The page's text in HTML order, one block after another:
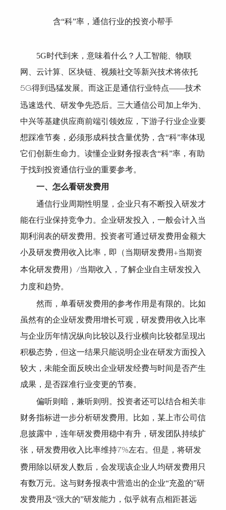
含“科”率，通信行业的投资小帮手
5G时代到来，意味着什么？人工智能、物联
网、云计算、区块链、视频社交等新兴技术将依托
5G得到迅猛发展。而这正是通信行业特点——技术
迅速迭代、研发争先恐后。三大通信公司加上华为、
中兴等基建供应商前端引领效应，下游子行业企业要
想踩准节奏，必须形成科技含量优势，含“科”率体现
它们创新生命力。读懂企业财务报表含“科”率，有助
于找到投资通信行业的重要参考。
一、怎么看研发费用
通信行业周期性明显，企业只有不断投入研发才
能在行业保持竞争力。企业研发投入，一般会计入当
期利润表的研发费用。投资者可通过研发费用金额大
小及研发费用收入比率，即（当期研发费用 +当期资
本化研发费用） /当期收入，了解企业自主研发投入
力度和趋势。
然而，单看研发费用的参考作用是有限的。比如
虽然有的企业研发费用增长可观，研发费用收入比率
与企业历年情况纵向比较以及行业横向比较都呈现出
积极态势，但这一结果只能说明企业在研发方面投入
较大，未能全面反映出企业研发经费与时间是否产生
成果，是否踩准行业变更的节奏。
偏听则暗，兼听则明。投资者还可以结合相关非
财务指标进一步分析研发费用。比如，某上市公司信
息披露中，连年研发费用稳中有升，研发团队持续扩
张，研发费用收入比率维持7%左右。但是，将研发
费用除以研发人数后，会发现该企业人均研发费用只
有数万元。这与财务报表中营造出的企业“充盈的”研
发费用及“强大的”研发能力，似乎就有点相距甚远